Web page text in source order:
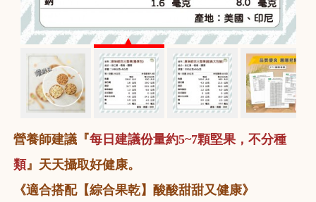
營養師建議『每日建議份量約5~7顆堅果，不分種
類』天天攝取好健康。
《適合搭配【綜合果乾】酸酸甜甜又健康》